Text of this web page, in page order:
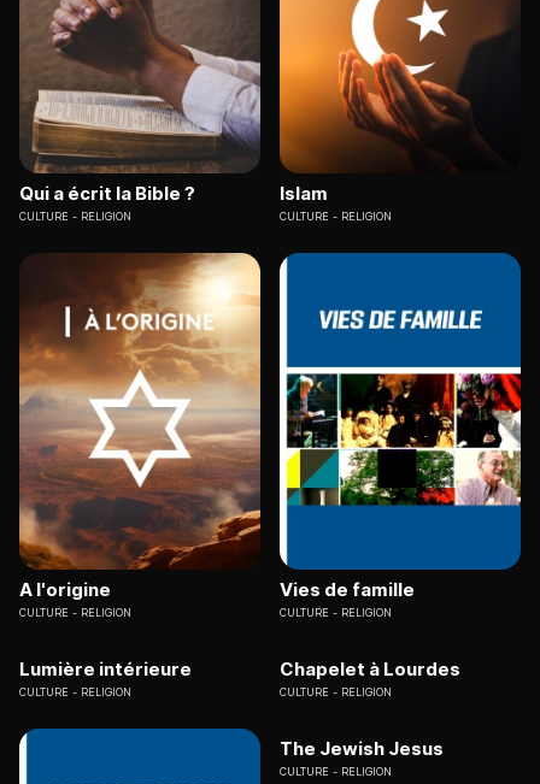
Qui a écrit la Bible ?
CULTURE RELIGION
Islam
CULTURE RELIGION
A l'origine
CULTURE RELIGION
Vies de famille
CULTURE RELIGION
Lumière intérieure
CULTURE RELIGION
Chapelet à Lourdes
CULTURE RELIGION
The Jewish Jesus
CULTURE RELIGION